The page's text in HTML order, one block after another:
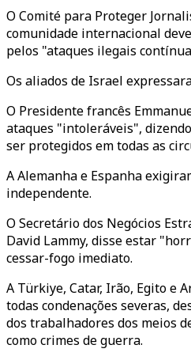
O Comité para Proteger
comunidade internacional
pelos "ataques ilegais
Os aliados de Israel
O Presidente francês
ataques "intoleráveis",
ser protegidos em todas as
A Alemanha e Espanha
independente.
O Secretário dos Negócios
David Lammy, disse estar
cessar-fogo imediato.
A Türkiye, Catar, Irão, Egito e
todas condenações severas,
dos trabalhadores dos meios
como crimes de guerra.